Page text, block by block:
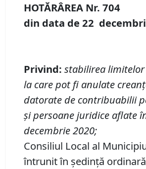
HOTĂRÂREA Nr. 704
din data de 22
Privind: stabilirea
la care pot fi anulate
datorate de contribuabilii
și persoane juridice aflate
decembrie 2020;
Consiliul Local al
întrunit în ședință